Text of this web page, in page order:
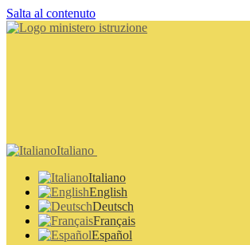
Salta al contenuto
Italiano
Italiano
English
Deutsch
Français
Español